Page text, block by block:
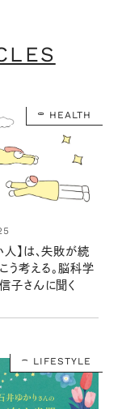
HEALTH
人】は、失敗が続
こう考える。脳科学
子さんに聞く
LIFESTYLE